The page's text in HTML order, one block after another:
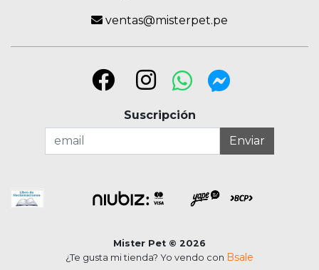
ventas@misterpet.pe
Suscripción
Enviar
Mister Pet © 2026
¿Te gusta mi tienda? Yo vendo con Bsale